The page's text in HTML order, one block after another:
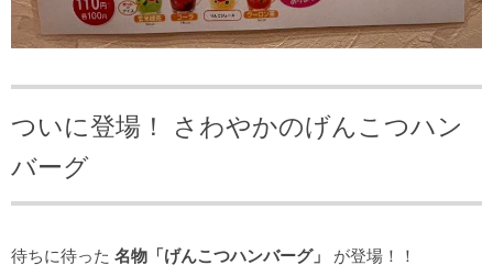
ついに登場！ さわやかのげんこつハン
バーグ
待ちに待った 名物「げんこつハンバーグ」 が登場！！